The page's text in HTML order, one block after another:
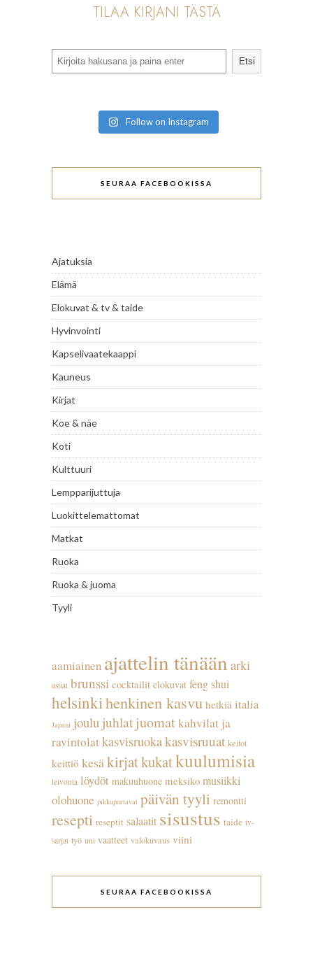
TILAA KIRJANI TÄSTÄ
Etsi
Follow on Instagram
SEURAA FACEBOOKISSA
Ajatuksia
Elämä
Elokuvat & tv & taide
Hyvinvointi
Kapselivaatekaappi
Kauneus
Kirjat
Koe & näe
Koti
Kulttuuri
Lempparijuttuja
Luokittelemattomat
Matkat
Ruoka
Ruoka & juoma
Tyyli
aamiainen ajattelin tänään arki
astiat brunssi cocktailit elokuvat feng shui
helsinkihenkinen kasvu hetkiä italia
Japani joulu juhlatjuomatkahvilat ja
ravintolatkasvisruokakasvisruuat keitot
keittiö kesäkirjatkukatkuulumisia
leivonta löydöt makuuhuone meksiko musiikki
olohuone pikkupurtavat päivän tyyli remontti
resepti reseptit salaatit sisustus taide tv-
sarjat työ uni vaatteet valokuvaus viini
SEURAA FACEBOOKISSA